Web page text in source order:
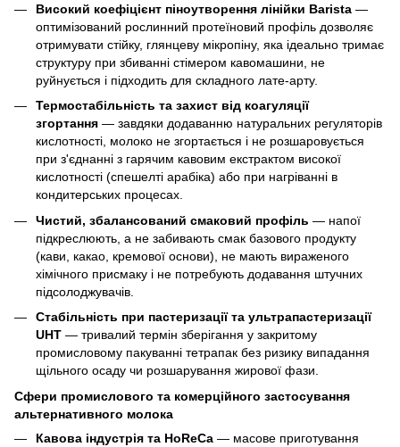
Високий коефіцієнт піноутворення лінійки Barista —
оптимізований рослинний протеїновий профіль дозволяє
отримувати стійку, глянцеву мікропіну, яка ідеально тримає
структуру при збиванні стімером кавомашини, не
руйнується і підходить для складного лате-арту.
Термостабільність та захист від коагуляції
згортання — завдяки додаванню натуральних регуляторів
кислотності, молоко не згортається і не розшаровується
при з'єднанні з гарячим кавовим екстрактом високої
кислотності (спешелті арабіка) або при нагріванні в
кондитерських процесах.
Чистий, збалансований смаковий профіль — напої
підкреслюють, а не забивають смак базового продукту
(кави, какао, кремової основи), не мають вираженого
хімічного присмаку і не потребують додавання штучних
підсолоджувачів.
Стабільність при пастеризації та ультрапастеризації
UHT — тривалий термін зберігання у закритому
промисловому пакуванні тетрапак без ризику випадання
щільного осаду чи розшарування жирової фази.
Сфери промислового та комерційного застосування
альтернативного молока
Кавова індустрія та HoReCa — масове приготування